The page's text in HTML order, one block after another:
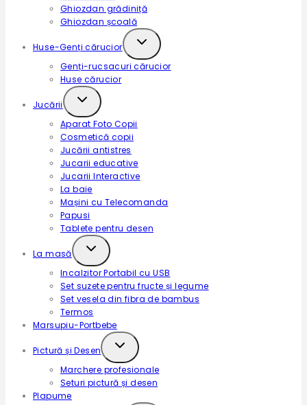
Ghiozdan grădiniță
Ghiozdan școală
Huse-Genți cărucior
Expand
menu
Genți-rucsacuri cărucior
Huse cărucior
Jucării
Expand
menu
Aparat Foto Copii
Cosmetică copii
Jucării antistres
Jucarii educative
Jucarii Interactive
La baie
Mașini cu Telecomanda
Papusi
Tablete pentru desen
La masă
Expand
menu
Incalzitor Portabil cu USB
Set suzete pentru fructe și legume
Set vesela din fibra de bambus
Termos
Marsupiu-Portbebe
Pictură și Desen
Expand
menu
Marchere profesionale
Seturi pictură și desen
Plapume